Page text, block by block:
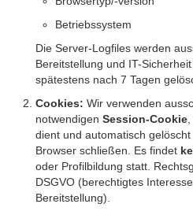
Betriebssystem
Die Server-Logfiles werden
Bereitstellung und IT-
spätestens nach 7 Tagen
Cookies: Wir verwenden
notwendigen Session-Cookie
dient und automatisch
Browser schließen. Es findet
oder Profilbildung statt.
DSGVO (berechtigtes
Bereitstellung).